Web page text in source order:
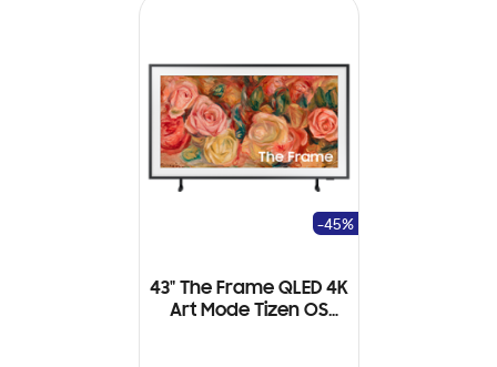
43" The Frame QLED 4K
Art Mode Tizen OS
-45%